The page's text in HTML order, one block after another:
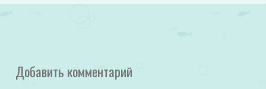
Добавить комментарий